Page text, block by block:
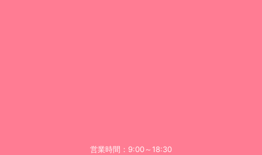
営業時間：9:00～18:30